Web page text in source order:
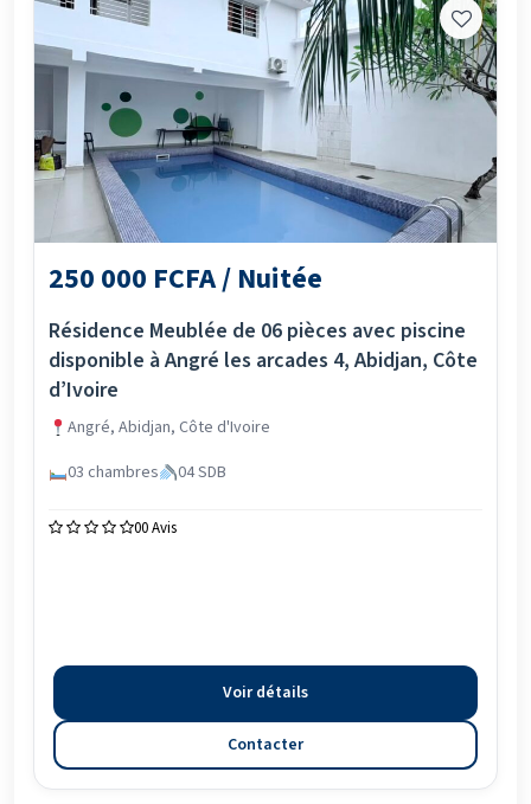
250 000 FCFA / Nuitée
Résidence Meublée de 06 pièces avec piscine
disponible à Angré les arcades 4, Abidjan, Côte
d’Ivoire
Angré, Abidjan, Côte d'Ivoire
03 chambres
04 SDB
00 Avis
Voir détails
Contacter